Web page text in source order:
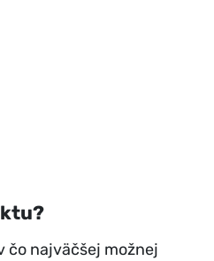
čo najväčšej možnej